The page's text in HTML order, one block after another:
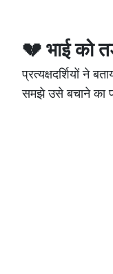
💔 भाई को
प्रत्यक्षदर्शियों ने
समझे उसे बचाने का